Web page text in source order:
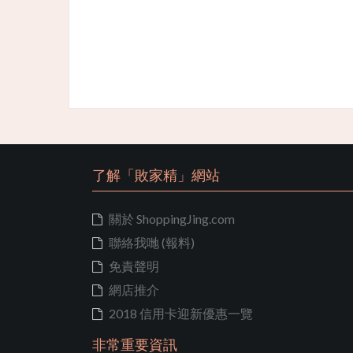
了解「敗家精」網站
關於 ShoppingJing.com
聯絡我哋 (報料)
免責聲明
網店推介
2018 信用卡迎新優惠一覽
非常重要資訊